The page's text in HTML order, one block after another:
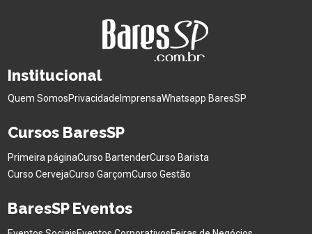
Institucional
Quem SomosPrivacidade ImprensaWhatsapp BaresSP
Cursos BaresSP
Primeira páginaCurso BartenderCurso Barista
Curso CervejaCurso GarçomCurso Gestão
BaresSP Eventos